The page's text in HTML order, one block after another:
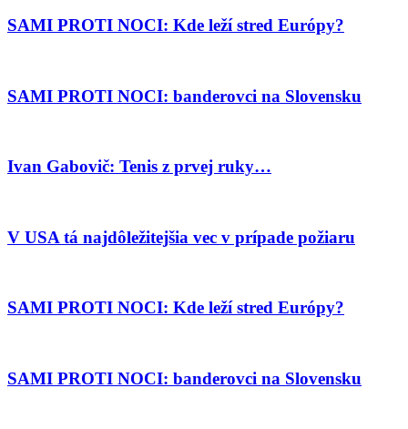
SAMI PROTI NOCI: Kde leží stred Európy?
SAMI PROTI NOCI: banderovci na Slovensku
Ivan Gabovič: Tenis z prvej ruky…
V USA tá najdôležitejšia vec v prípade požiaru
SAMI PROTI NOCI: Kde leží stred Európy?
SAMI PROTI NOCI: banderovci na Slovensku